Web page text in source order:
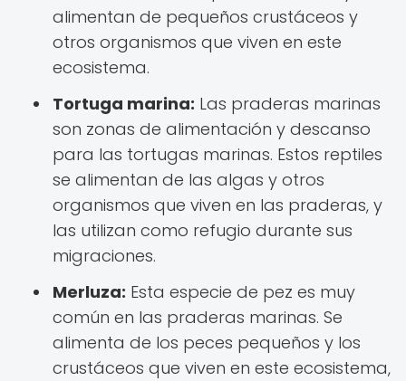
alimentan de pequeños crustáceos y
otros organismos que viven en este
ecosistema.
Tortuga marina: Las praderas marinas
son zonas de alimentación y descanso
para las tortugas marinas. Estos reptiles
se alimentan de las algas y otros
organismos que viven en las praderas, y
las utilizan como refugio durante sus
migraciones.
Merluza: Esta especie de pez es muy
común en las praderas marinas. Se
alimenta de los peces pequeños y los
crustáceos que viven en este ecosistema,